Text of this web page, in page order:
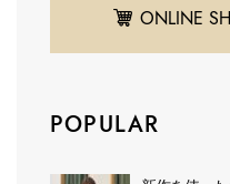
ONLINE
POPULAR